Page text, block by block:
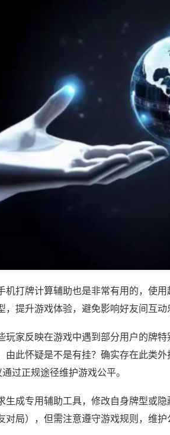
机打牌计算辅助也是非常有用的，使
提升游戏体验，避免影响好友间互动
玩家反映在游戏中遇到部分用户的牌
由此怀疑是不是有挂？确实存在此类
过正规途径维护游戏公平。
生成专用辅助工具，修改自身牌型或隐
局），但需注意遵守游戏规则，维护